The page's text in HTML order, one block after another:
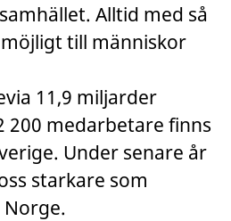
Alltid med så
till människor
11,9 miljarder
200 medarbetare finns
Under senare år
starkare som